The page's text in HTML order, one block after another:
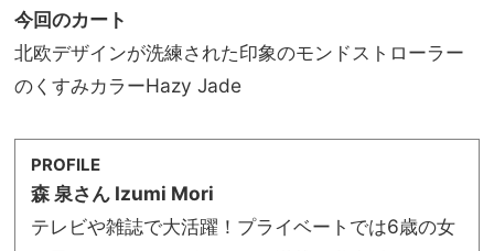
今回のカート
北欧デザインが洗練された印象のモンドストローラー
のくすみカラーHazy Jade
PROFILE
森 泉さん Izumi Mori
テレビや雑誌で大活躍！プライベートでは6歳の女